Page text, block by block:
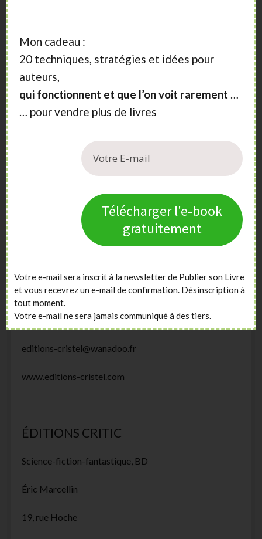
35160 MONTFORT -SUR-MEU
editionscoyote@apinc.org
http://coyote.apinc.org
Beaux-livres, littérature, histoire
7, avenue Jules Simon
02 23 18 19 53
Fax > 02 23 18 34 39
editions-cristel@wanadoo.fr
www.editions-cristel.com
ÉDITIONS CRITIC
Science-fiction-fantastique, BD
Éric Marcellin
19, rue Hoche
Mon cadeau :
20 techniques, stratégies et idées pour
auteurs,
qui fonctionnent et que l’on voit rarement …
… pour vendre plus de livres
Télécharger l'e-book
gratuitement
Votre e-mail sera inscrit à la newsletter de Publier son Livre
et vous recevrez un e-mail de confirmation. Désinscription à
tout moment.
Votre e-mail ne sera jamais communiqué à des tiers.